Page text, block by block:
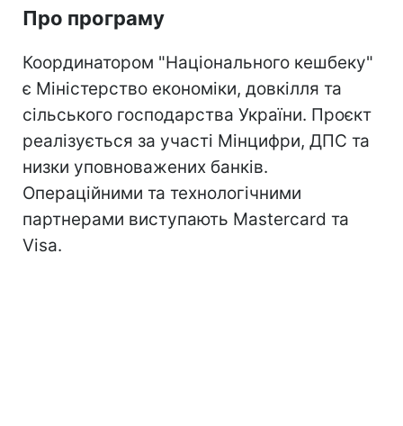
Про програму
Координатором "Національного кешбеку"
є Міністерство економіки, довкілля та
сільського господарства України. Проєкт
реалізується за участі Мінцифри, ДПС та
низки уповноважених банків.
Операційними та технологічними
партнерами виступають Mastercard та
Visa.